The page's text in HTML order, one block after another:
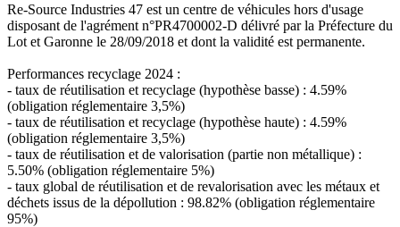
Re-Source Industries 47 est un centre de véhicules hors d'usage
disposant de l'agrément n°PR4700002-D délivré par la Préfecture du
Lot et Garonne le 28/09/2018 et dont la validité est permanente.
Performances recyclage 2024 :
- taux de réutilisation et recyclage (hypothèse basse) : 4.59%
(obligation réglementaire 3,5%)
- taux de réutilisation et recyclage (hypothèse haute) : 4.59%
(obligation réglementaire 3,5%)
- taux de réutilisation et de valorisation (partie non métallique) :
5.50% (obligation réglementaire 5%)
- taux global de réutilisation et de revalorisation avec les métaux et
déchets issus de la dépollution : 98.82% (obligation réglementaire
95%)